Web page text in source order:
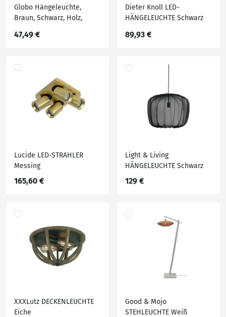
Globo Hängeleuchte,
Braun, Schwarz, Holz,
& Leuchten,
47,49 €
Dieter Knoll LED-
HÄNGELEUCHTE Schwarz
89,93 €
Lucide LED-STRAHLER
Messing
165,60 €
Light & Living
HÄNGELEUCHTE Schwarz
129 €
XXXLutz DECKENLEUCHTE
Eiche
Good & Mojo
STEHLEUCHTE Weiß